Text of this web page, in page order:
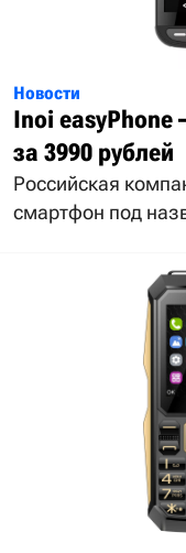
Новости
Inoi easyPhone
за 3990 рублей
Российская
смартфон под